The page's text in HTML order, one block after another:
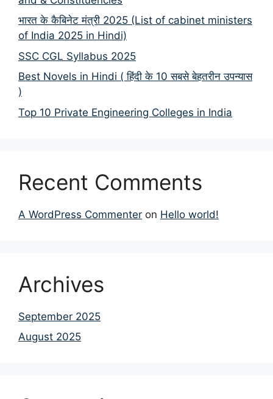
भारत के कैबिनेट मंत्री 2025 (List of cabinet ministers
of India 2025 in Hindi)
SSC CGL Syllabus 2025
Best Novels in Hindi ( हिंदी के 10 सबसे बेहतरीन उपन्यास
)
Top 10 Private Engineering Colleges in India
Recent Comments
A WordPress Commenter on Hello world!
Archives
September 2025
August 2025